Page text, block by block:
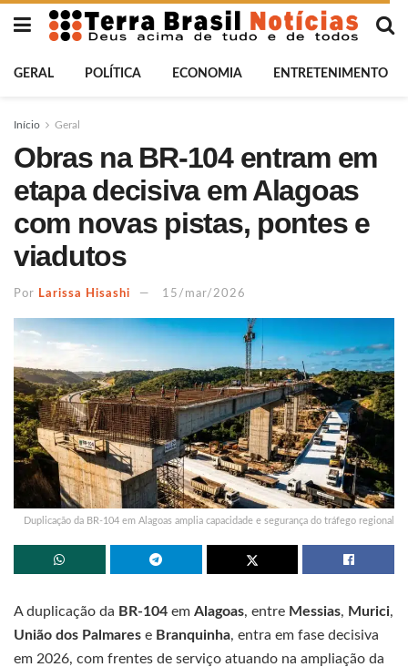
GERAL POLÍTICA ECONOMIA ENTRETENIMENTO
Início Geral
Obras na BR-104 entram em
etapa decisiva em Alagoas
com novas pistas, pontes e
viadutos
Por Larissa Hisashi 15/mar/2026
Duplicação da BR-104 em Alagoas amplia capacidade e segurança do tráfego regional
A duplicação da BR-104 em Alagoas, entre Messias, Murici,
União dos Palmares e Branquinha, entra em fase decisiva
em 2026, com frentes de serviço atuando na ampliação da